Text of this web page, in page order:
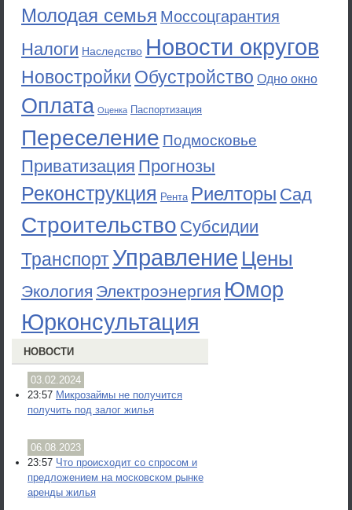
Молодая семья Моссоцгарантия
Налоги Наследство Новости округов
Новостройки Обустройство Одно окно
Оплата Оценка Паспортизация
Переселение Подмосковье
Приватизация Прогнозы
Реконструкция Рента Риелторы Сад
Строительство Субсидии
ТранспортУправление Цены
Экология Электроэнергия Юмор
Юрконсультация
НОВОСТИ
03.02.2024
23:57 Микрозаймы не получится
получить под залог жилья
06.08.2023
23:57 Что происходит со спросом и
предложением на московском рынке
аренды жилья